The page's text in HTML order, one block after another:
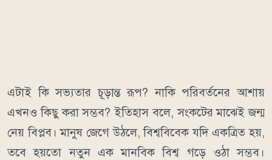
এটাই কি সভ্যতার চূড়ান্ত রূপ? নাকি পরিবর্তনের আশায়
এখনও কিছু করা সম্ভব? ইতিহাস বলে, সংকটের মাঝেই জন্ম
নেয় বিপ্লব। মানুষ জেগে উঠলে, বিশ্ববিবেক যদি একত্রিত হয়,
তবে হয়তো নতুন এক মানবিক বিশ্ব গড়ে ওঠা সম্ভব।